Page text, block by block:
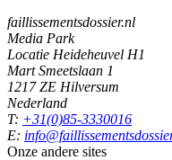
faillissementsdossier.nl
Media Park
Locatie Heideheuvel H1
Mart Smeetslaan 1
1217 ZE Hilversum
Nederland
T: +31(0)85-3330016
E:
Onze andere sites